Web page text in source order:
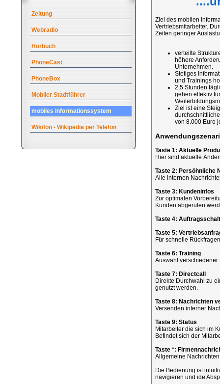
Zeitung
Webradio
Hörbuch
PhoneCast
PhoneBox
Mobiler Stadtführer
mobiles Informationssystem
Wikifon - Wikipedia per Telefon
Ziel des mobilen
Vertriebsmitarbeiter.
Zeiten geringer
verteilte
höhere
Unternehmen.
Stetiges
und Trainings
2,5 Stunden
gehen effektiv
Ziel ist eine
von 8.000 Euro
Taste 1: Aktuelle
Hier sind aktuelle
Taste 2: Persöhnliche
Alle internen
Taste 3: Kundeninfos
Zur optimalen
Kunden abgerufen
Taste 4:
Taste 5:
Für schnelle
Taste 6: Training
Auswahl verschiedener
Taste 7: Directcall
Direkte Durchwahl zu
genutzt werden.
Taste 8: Nachrichten
Versenden interner
Taste 9: Status
Mitarbeiter die sich im
Befindet sich der
Taste *:
Allgemeine
Die Bedienung ist
navigieren und ide